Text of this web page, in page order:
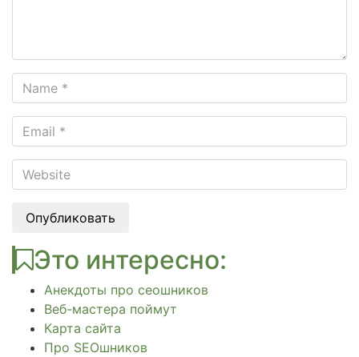
Опубликовать
Это интересно:
Анекдоты про сеошников
Веб-мастера поймут
Карта сайта
Про SEOшников